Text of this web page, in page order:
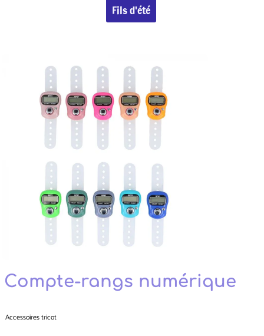
Fils d'été
Compte-rangs numérique
Accessoires tricot